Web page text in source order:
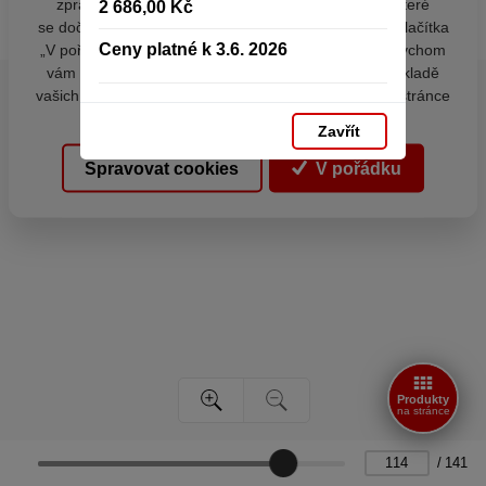
2 686,00 Kč
Ceny platné k 3.6. 2026
Zavřít
/ 141
Produkty
na stránce
zpracováním souborů cookies - malých souborů, které
se dočasně ukládají ve vašem prohlížeči. Stisknutím tlačítka
„V pořádku“ souhlasíte s nastavením cookies tak, abychom
vám poskytovali smysluplné a užitečné služby na základě
vašich údajů. Svůj souhlas můžete kdykoli změnit na stránce
zpracování osobních údajů.
Spravovat cookies V pořádku